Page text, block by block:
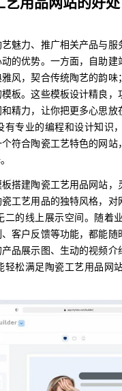
魅力、推广相关产品与
的优势。一方面，自助
风，契合传统陶艺的韵
板。这些模板设计精良
精力，让你把更多心思
有专业的编程和设计知识
符合陶瓷工艺特色的网
搭建陶瓷工艺用品网站
工艺用品的独特风格，
二的线上展示空间。随着
客户反馈等功能，都能
品展示图、生动的视频
轻松满足陶瓷工艺用品网